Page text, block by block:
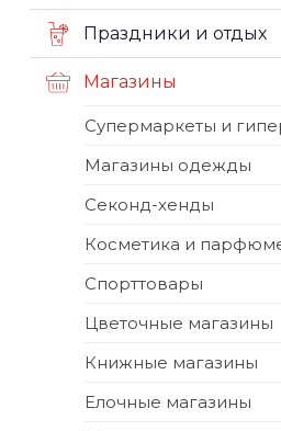
Праздники и отдых
Магазины
Супермаркеты и
Магазины одежды
Секонд-хенды
Косметика и
Спорттовары
Цветочные магазины
Книжные магазины
Елочные магазины